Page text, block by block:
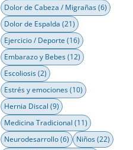
Dolor de Cabeza / Migrañas(6)
Dolor de Espalda (21)
Ejercicio / Deporte (16)
Embarazo y Bebes(12)
Escoliosis(2)
Estrés y emociones(10)
Hernia Discal (9)
Medicina Tradicional (11)
Neurodesarrollo(6) Niños(22)